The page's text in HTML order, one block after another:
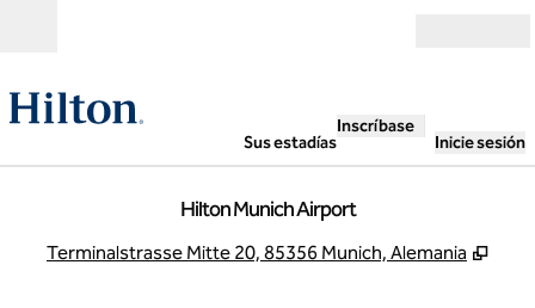
Sus estadías
Inscríbase
Inicie sesión
Hilton Munich Airport
Terminalstrasse Mitte 20, 85356 Munich, Alemania ,